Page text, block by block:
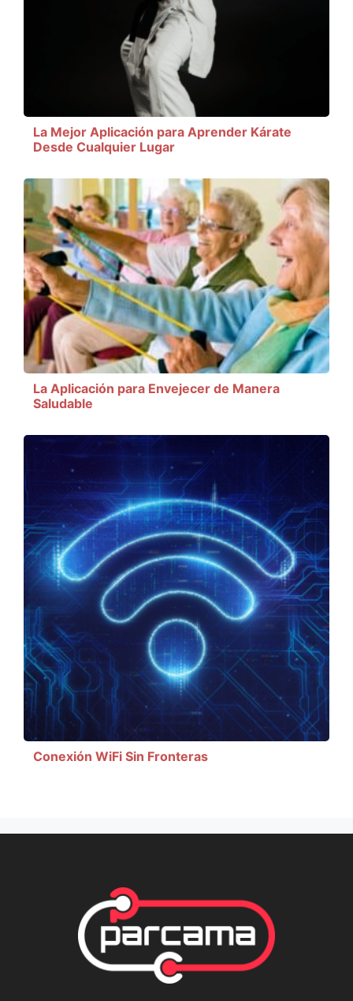
La Mejor Aplicación para Aprender Kárate
Desde Cualquier Lugar
La Aplicación para Envejecer de Manera
Saludable
Conexión WiFi Sin Fronteras